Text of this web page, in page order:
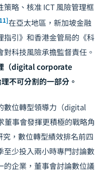
略、核准 ICT 風險管理框
在亞太地區，新加坡金融
指引》和香港金管局的《科
科技風險承擔監督責任。
（digital corporate
不可分割的一部分。
數位轉型領導力（digital
事會發揮更積極的戰略角
，數位轉型績效排名前四
至少投入兩小時專門討論數
企業，董事會討論數位議